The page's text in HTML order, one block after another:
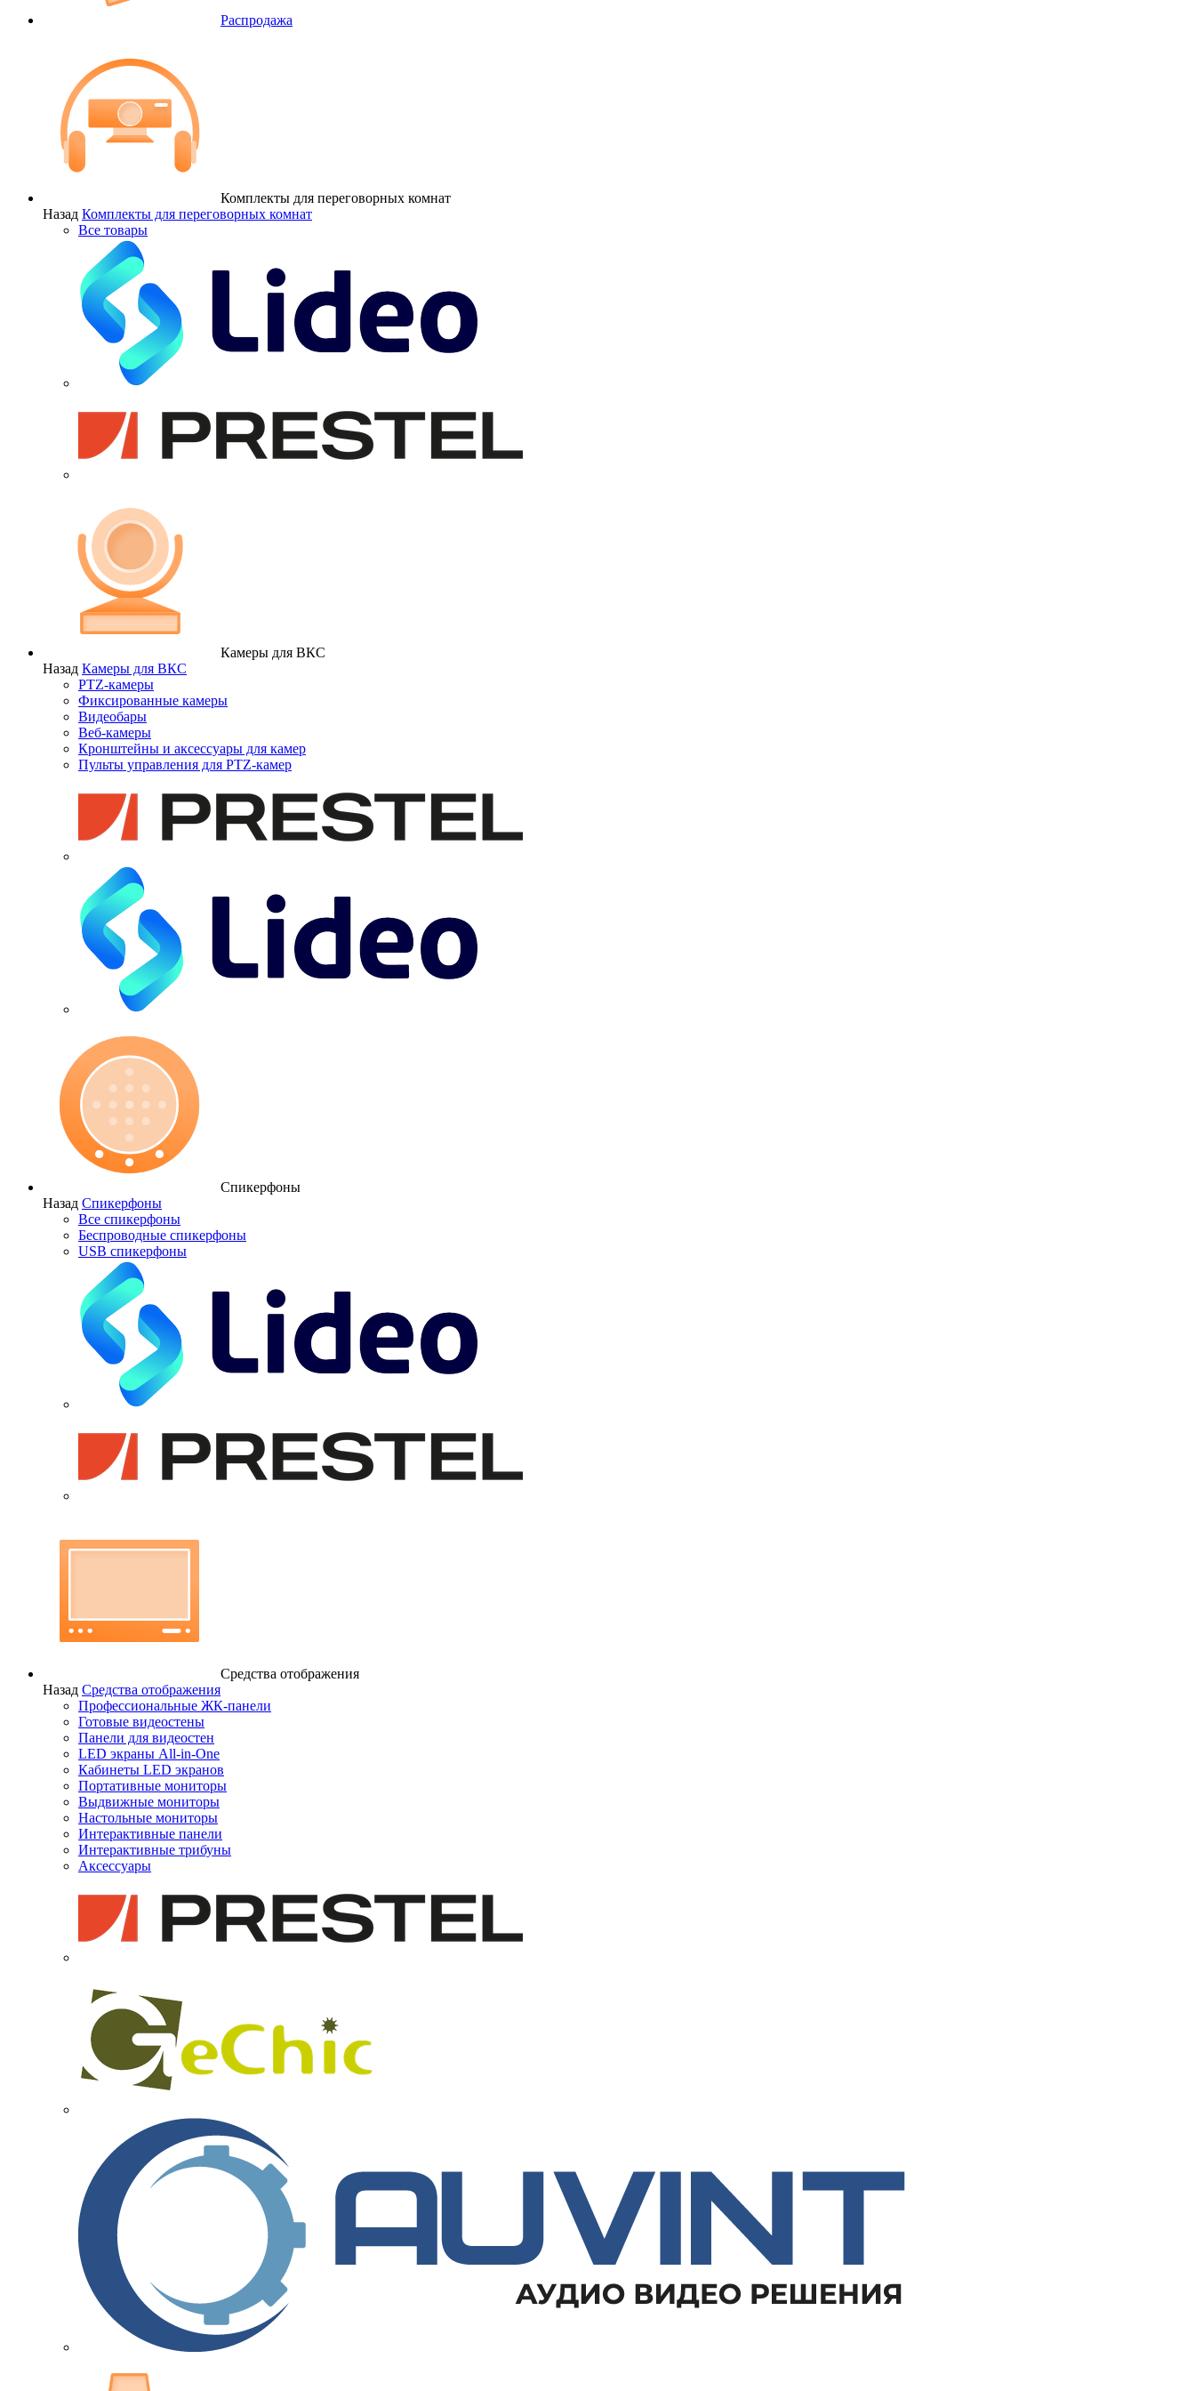
Распродажа
Комплекты для переговорных комнат
Назад Комплекты для переговорных комнат
Все товары
Камеры для ВКС
Назад Камеры для ВКС
PTZ-камеры
Фиксированные камеры
Видеобары
Веб-камеры
Кронштейны и аксессуары для камер
Пульты управления для PTZ-камер
Спикерфоны
Назад Спикерфоны
Все спикерфоны
Беспроводные спикерфоны
USB спикерфоны
Средства отображения
Назад Средства отображения
Профессиональные ЖК-панели
Готовые видеостены
Панели для видеостен
LED экраны All-in-One
Кабинеты LED экранов
Портативные мониторы
Выдвижные мониторы
Настольные мониторы
Интерактивные панели
Интерактивные трибуны
Аксессуары